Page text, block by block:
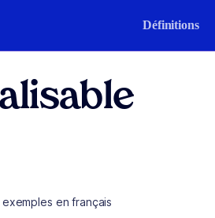
Définitions
en français